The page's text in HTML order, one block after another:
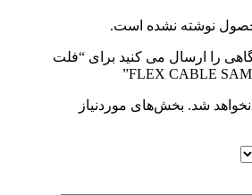
نوشته نشده است.
را ارسال می کنید برای “فلت
شد. بخش‌های موردنیاز